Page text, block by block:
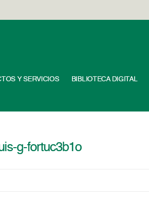
Y SERVICIOS BIBLIOTECA DIGITAL
g-fortuc3b1o